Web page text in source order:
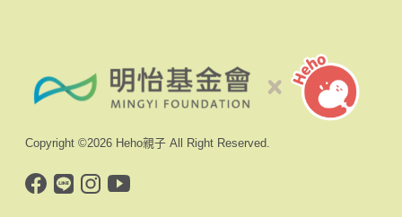
Copyright ©2026 Heho親子 All Right Reserved.